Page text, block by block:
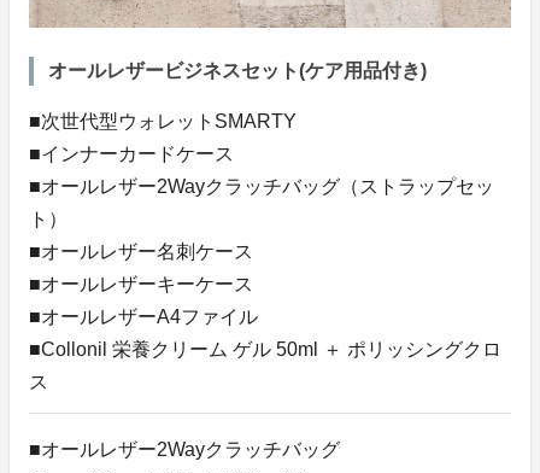
オールレザービジネスセット(ケア用品付き)
■次世代型ウォレットSMARTY
■インナーカードケース
■オールレザー2Wayクラッチバッグ（ストラップセッ
ト）
■オールレザー名刺ケース
■オールレザーキーケース
■オールレザーA4ファイル
■Collonil 栄養クリーム ゲル 50ml ＋ ポリッシングクロ
ス
■オールレザー2Wayクラッチバッグ